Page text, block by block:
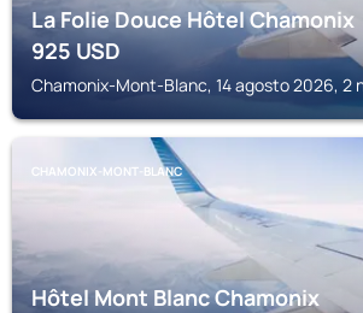
La Folie Douce Hôtel Chamonix
925USD
Chamonix-Mont-Blanc, 14 agosto 2026, 2
CHAMONIX-MONT-BLANC
Hôtel Mont Blanc Chamonix